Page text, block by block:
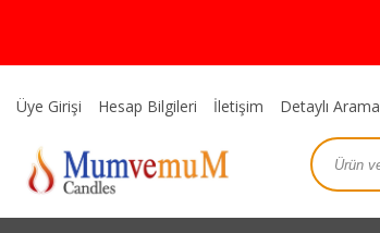
Üye Girişi Hesap Bilgileri İletişim Detaylı Arama